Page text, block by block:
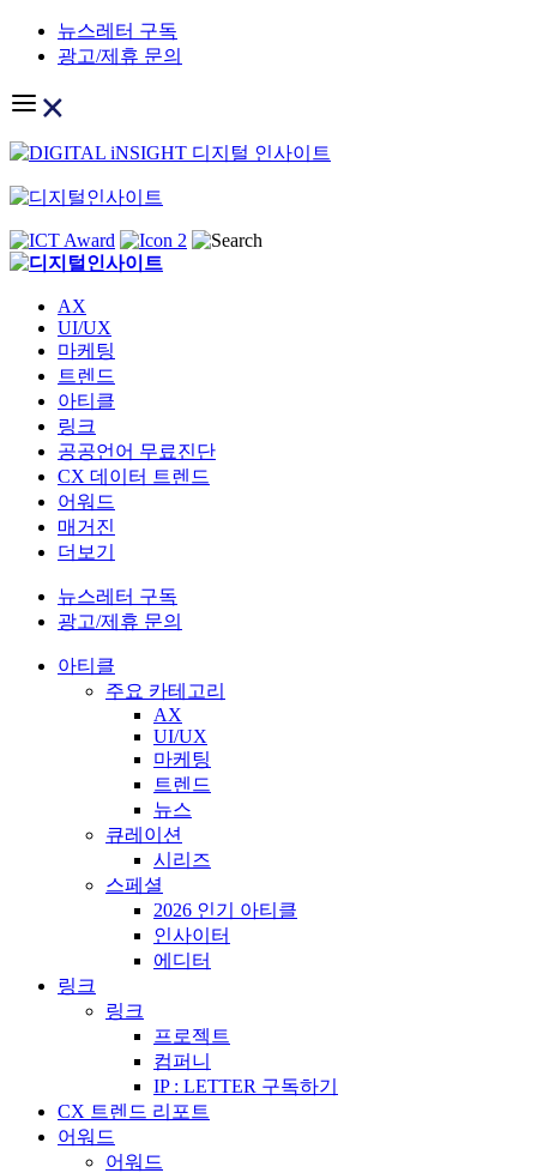
Skip
content
뉴스레터 구독
광고/제휴 문의
AX
UI/UX
마케팅
트렌드
아티클
링크
공공언어 무료진단
CX 데이터 트렌드
어워드
매거진
더보기
뉴스레터 구독
광고/제휴 문의
아티클
주요 카테고리
AX
UI/UX
마케팅
트렌드
뉴스
큐레이션
시리즈
스페셜
2026 인기 아티클
인사이터
에디터
링크
링크
프로젝트
컴퍼니
IP : LETTER 구독하기
CX 트렌드 리포트
어워드
어워드